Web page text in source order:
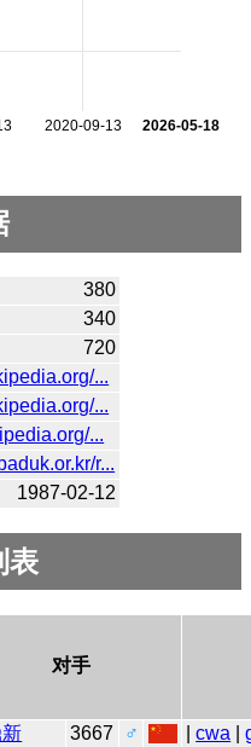
2020-09-13 2026-05-18
380
340
720
...
...
...
r...
1987-02-12
表
对手
3667 ♂ |cwa |